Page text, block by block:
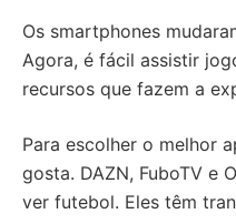
Os smartphones
Agora, é fácil assistir
recursos que fazem a
Para escolher o melhor
gosta. DAZN, FuboTV e
ver futebol. Eles têm